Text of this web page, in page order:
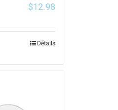
$12.98
Détails